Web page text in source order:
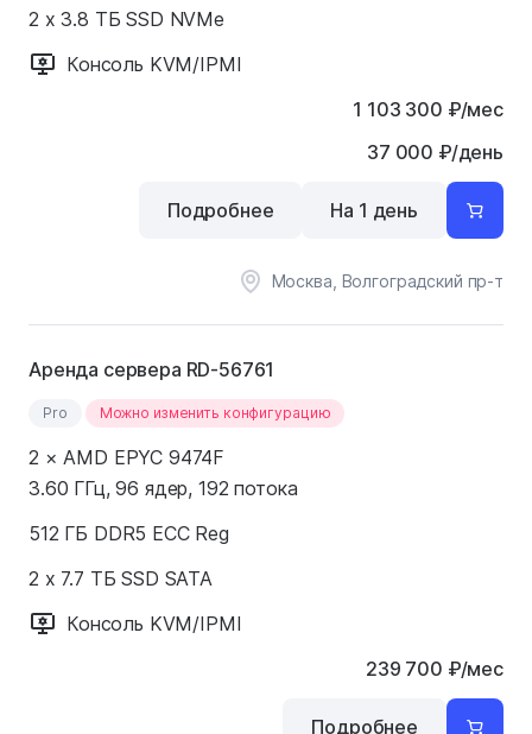
2 x 3.8 ТБ SSD NVMe
Консоль KVM/IPMI
1 103 300 ₽/мес
37 000 ₽/день
Москва, Волгоградский пр-т
Подробнее На 1 день
Аренда сервера RD-56761
Pro Можно изменить конфигурацию
2 × AMD EPYC 9474F
3.60 ГГц, 96 ядер, 192 потока
512 ГБ DDR5 ECC Reg
2 x 7.7 ТБ SSD SATA
Консоль KVM/IPMI
239 700 ₽/мес
Подробнее